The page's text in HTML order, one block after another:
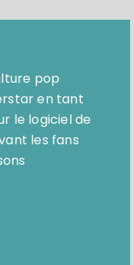
pop
en tant
le logiciel de
les fans